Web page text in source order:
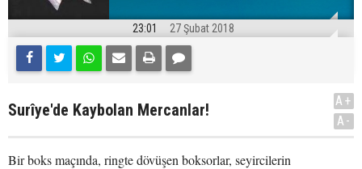
23:01 27 Şubat 2018
Surîye'de Kaybolan Mercanlar!
A+
A-
Bir boks maçında, ringte dövüşen boksorlar, seyircilerin